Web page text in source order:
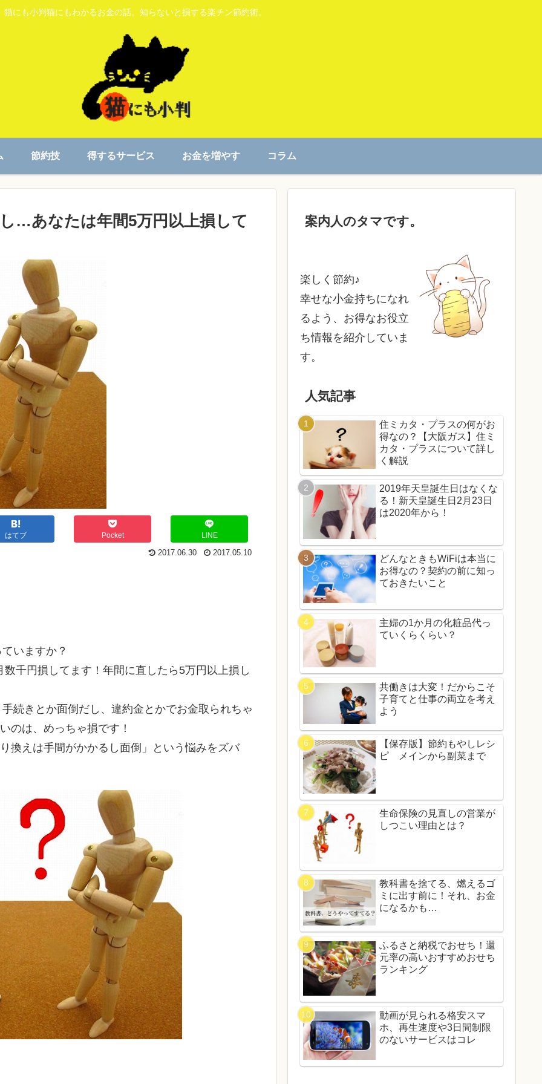
猫にも小判猫にもわかるお金の話。知らないと損する楽チン節約術。
節約技 得するサービス お金を増やす コラム
…あなたは年間5万円以上損して
はてブ Pocket LINE
2017.06.30 2017.05.10
いますか？
千円損してます！年間に直したら5万円以上損し
続きとか面倒だし、違約金とかでお金取られちゃ
のは、めっちゃ損です！
換えは手間がかかるし面倒」という悩みをズバ
案内人のタマです。
楽しく節約♪
幸せな小金持ちになれ
るよう、お得なお役立
ち情報を紹介していま
す。
人気記事
住ミカタ・プラスの何がお
得なの？【大阪ガス】住ミ
カタ・プラスについて詳し
く解説
2019年天皇誕生日はなくな
る！新天皇誕生日2月23日
は2020年から！
どんなときもWiFiは本当に
お得なの？契約の前に知っ
ておきたいこと
主婦の1か月の化粧品代っ
ていくらくらい？
共働きは大変！だからこそ
子育てと仕事の両立を考え
よう
【保存版】節約もやしレシ
ピ メインから副菜まで
生命保険の見直しの営業が
しつこい理由とは？
教科書を捨てる、燃えるゴ
ミに出す前に！それ、お金
になるかも…
ふるさと納税でおせち！還
元率の高いおすすめおせち
ランキング
動画が見られる格安スマ
ホ、再生速度や3日間制限
のないサービスはコレ